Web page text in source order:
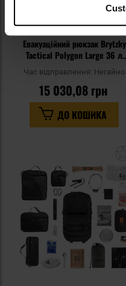
Евакуаційний рюкзак Brytzky
Tactical Polygon Large 36 л
Olive - зі спорядженням
Час відправлення: Негайно
15 030,08 грн
ДО КОШИКА